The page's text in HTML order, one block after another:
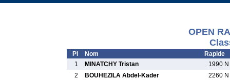
OPEN
Pl Nom
Rapide
1
MINATCHY Tristan
1990 N
2
BOUHEZILA Abdel-Kader
2260 N